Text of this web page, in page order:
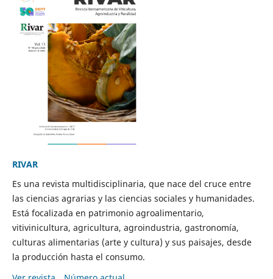
RIVAR
Es una revista multidisciplinaria, que nace del cruce entre
las ciencias agrarias y las ciencias sociales y humanidades.
Está focalizada en patrimonio agroalimentario,
vitivinicultura, agricultura, agroindustria, gastronomía,
culturas alimentarias (arte y cultura) y sus paisajes, desde
la producción hasta el consumo.